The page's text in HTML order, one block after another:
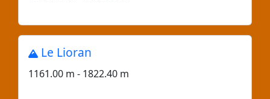
Le Lioran
1161.00 m - 1822.40 m